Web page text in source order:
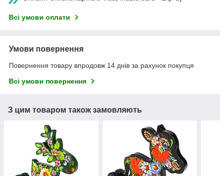
Всі умови оплати
Умови повернення
Повернення товару впродовж 14 днів за рахунок покупця
Всі умови повернення
З цим товаром також замовляють